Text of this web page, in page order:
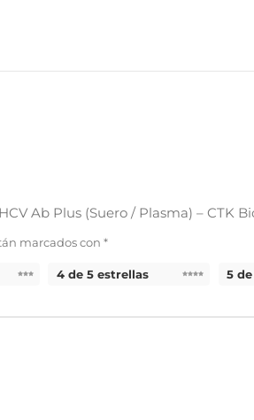
Ab Plus (Suero / Plasma) – CTK
marcados con *
4 de 5 estrellas 5